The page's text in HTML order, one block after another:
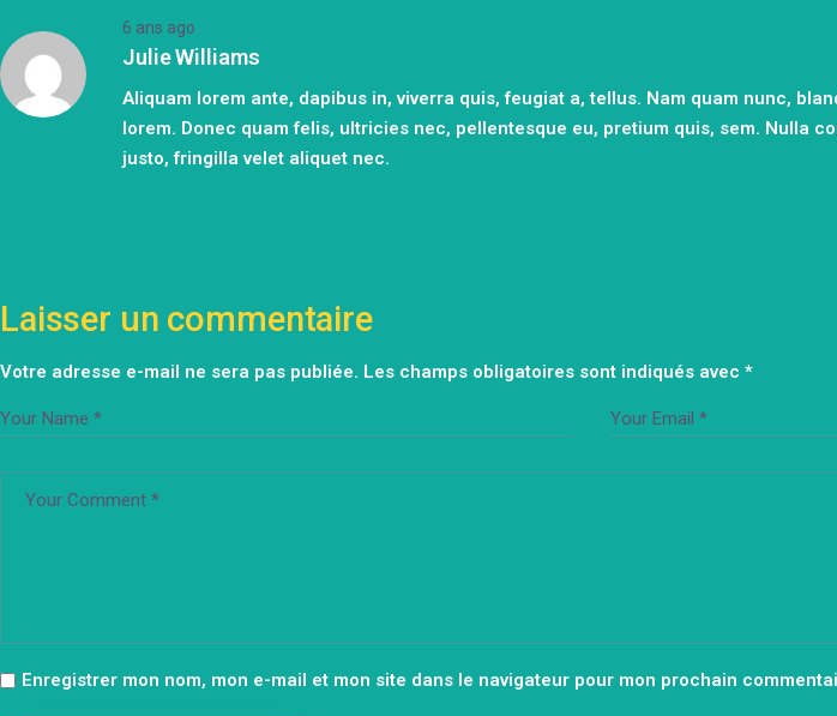
6 ans ago
Julie Williams
Aliquam lorem ante, dapibus in, viverra quis, feugiat a, tellus. Nam quam nunc,
lorem. Donec quam felis, ultricies nec, pellentesque eu, pretium quis, sem. Nulla
justo, fringilla velet aliquet nec.
Laisser un commentaire
Votre adresse e-mail ne sera pas publiée. Les champs obligatoires sont indiqués avec *
Enregistrer mon nom, mon e-mail et mon site dans le navigateur pour mon prochain